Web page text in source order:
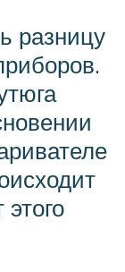
разницу